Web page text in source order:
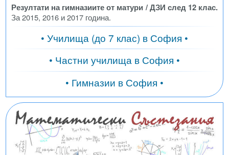
Резултати на гимназиите от матури / ДЗИ след 12 клас.
За 2015, 2016 и 2017 година.
• Училища (до 7 клас) в София •
• Частни училища в София •
• Гимназии в София •